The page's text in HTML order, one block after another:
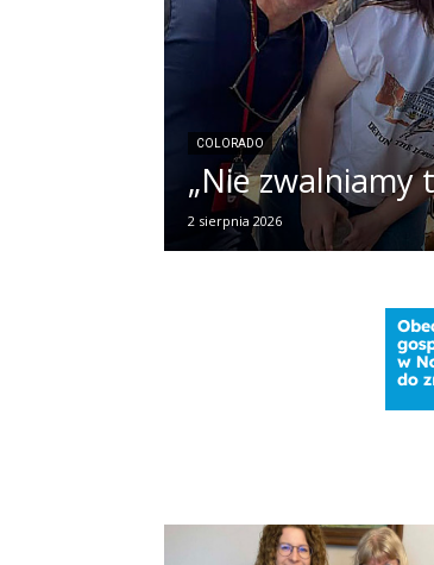
COLORADO
„Nie zwalniamy
2 sierpnia 2026